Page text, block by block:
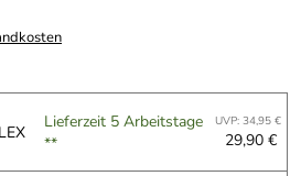
Lieferzeit 5 Arbeitstage
**
UVP: 34,95 €
29,90 €